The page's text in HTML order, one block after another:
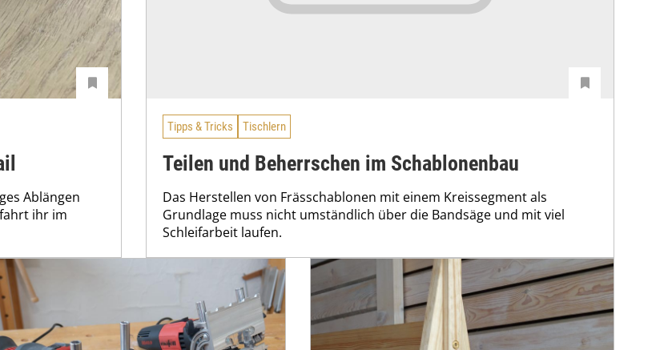
Ablängen
ihr im
Tipps & Tricks Tischlern
Teilen und Beherrschen im Schablonenbau
Das Herstellen von Frässchablonen mit einem Kreissegment als
Grundlage muss nicht umständlich über die Bandsäge und mit viel
Schleifarbeit laufen.